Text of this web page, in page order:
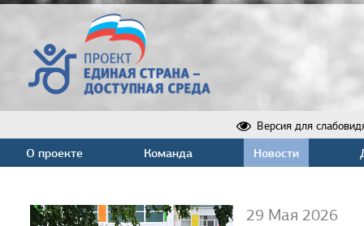
Версия для
О проекте Команда Новости
29 Мая 2026